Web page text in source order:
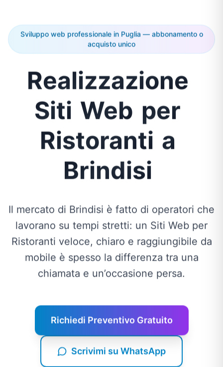
Sviluppo web professionale in Puglia — abbonamento o
acquisto unico
Realizzazione
Siti Web per
Ristoranti a
Brindisi
Il mercato di Brindisi è fatto di operatori che
lavorano su tempi stretti: un Siti Web per
Ristoranti veloce, chiaro e raggiungibile da
mobile è spesso la differenza tra una
chiamata e un’occasione persa.
Richiedi Preventivo Gratuito
Scrivimi su WhatsApp